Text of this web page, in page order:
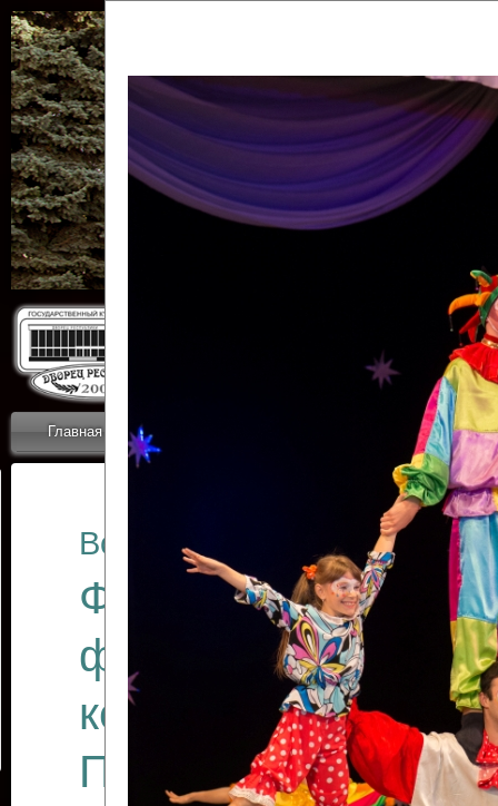
Главная Приветствие Новости
ОТЧЕТЫ ГКЦ
Все отчеты
Финал
фестиваля
коллективов
Приднестровского